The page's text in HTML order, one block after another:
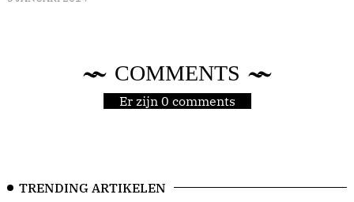
COMMENTS
Er zijn 0 comments
TRENDING ARTIKELEN